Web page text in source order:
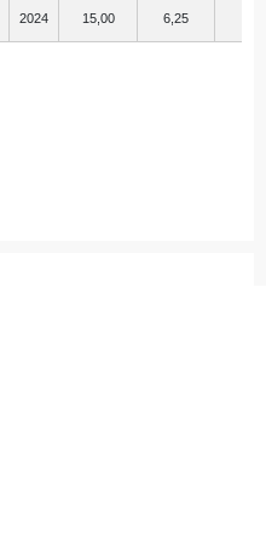
2024 15,00 6,25